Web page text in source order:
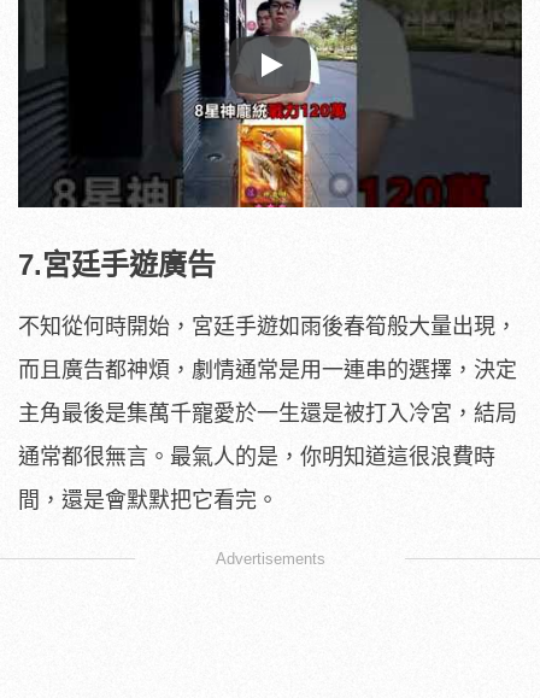
Play
7.宮廷手遊廣告
不知從何時開始，宮廷手遊如雨後春筍般大量出現，
而且廣告都神煩，劇情通常是用一連串的選擇，決定
主角最後是集萬千寵愛於一生還是被打入冷宮，結局
通常都很無言。最氣人的是，你明知道這很浪費時
間，還是會默默把它看完。
Advertisements